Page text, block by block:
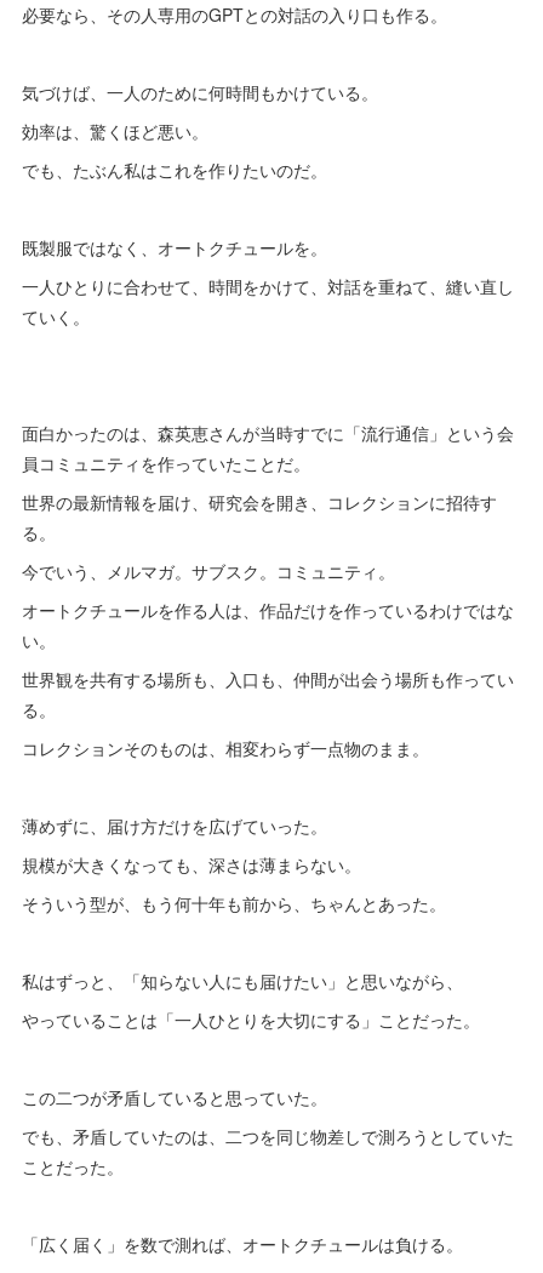
必要なら、その人専用のGPTとの対話の入り口も作る。
気づけば、一人のために何時間もかけている。
効率は、驚くほど悪い。
でも、たぶん私はこれを作りたいのだ。
既製服ではなく、オートクチュールを。
一人ひとりに合わせて、時間をかけて、対話を重ねて、縫い直し
ていく。
面白かったのは、森英恵さんが当時すでに「流行通信」という会
員コミュニティを作っていたことだ。
世界の最新情報を届け、研究会を開き、コレクションに招待す
る。
今でいう、メルマガ。サブスク。コミュニティ。
オートクチュールを作る人は、作品だけを作っているわけではな
い。
世界観を共有する場所も、入口も、仲間が出会う場所も作ってい
る。
コレクションそのものは、相変わらず一点物のまま。
薄めずに、届け方だけを広げていった。
規模が大きくなっても、深さは薄まらない。
そういう型が、もう何十年も前から、ちゃんとあった。
私はずっと、「知らない人にも届けたい」と思いながら、
やっていることは「一人ひとりを大切にする」ことだった。
この二つが矛盾していると思っていた。
でも、矛盾していたのは、二つを同じ物差しで測ろうとしていた
ことだった。
「広く届く」を数で測れば、オートクチュールは負ける。